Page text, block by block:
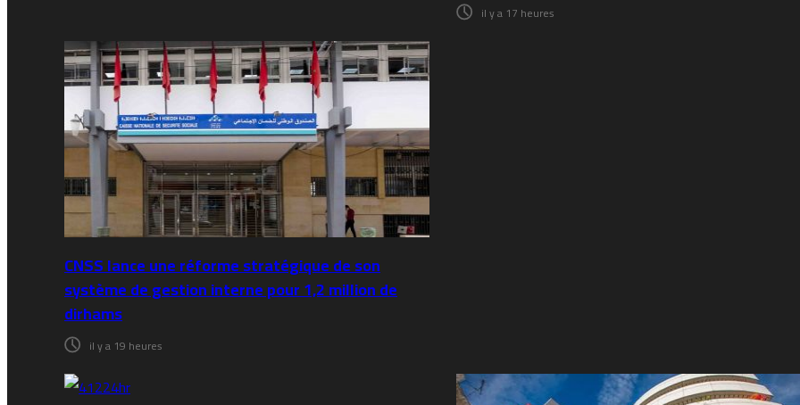
il y a 17 heures
CNSS lance une réforme stratégique de son
système de gestion interne pour 1,2 million de
dirhams
il y a 19 heures